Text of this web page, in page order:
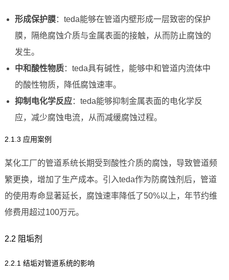
形成保护膜：teda能够在管道内壁形成一层致密的保护
膜，隔绝腐蚀介质与金属表面的接触，从而防止腐蚀的
发生。
中和酸性物质：teda具有碱性，能够中和管道内流体中
的酸性物质，降低腐蚀速率。
抑制电化学反应：teda能够抑制金属表面的电化学反
应，减少腐蚀电流，从而减缓腐蚀过程。
2.1.3 应用案例
某化工厂的管道系统长期受到酸性介质的腐蚀，导致管道频
繁更换，增加了生产成本。引入teda作为防腐蚀剂后，管道
的使用寿命显著延长，腐蚀速率降低了50%以上，年节约维
修费用超过100万元。
2.2 阻垢剂
2.2.1 结垢对管道系统的影响